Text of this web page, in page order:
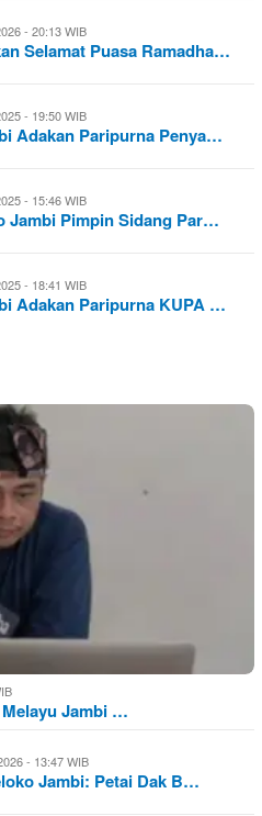
- 20:13 WIB
Selamat Puasa Ramadha…
- 19:50 WIB
Adakan Paripurna Penya…
- 15:46 WIB
Jambi Pimpin Sidang Par…
- 18:41 WIB
Adakan Paripurna KUPA …
Jambi …
- 13:47 WIB
Jambi: Petai Dak B…